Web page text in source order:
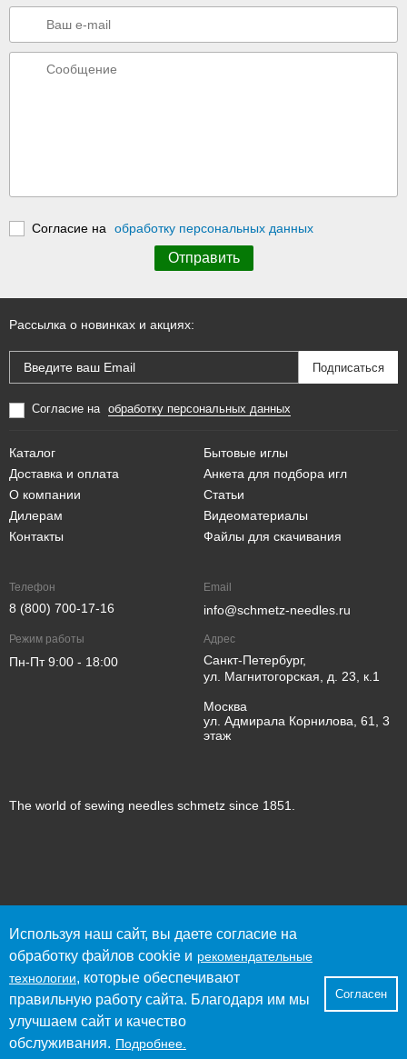
Согласие на обработку персональных данных
The world of sewing needles schmetz since 1851.
Политика конфиденциальности
Согласие пользователя сайта на обработку персональных
данных
Согласие на получение рекламно-информационных
материалов
Рекомендательные технологии
Публичный договор-оферта
Рассылка о новинках и акциях:
Согласие на обработку персональных данных
Каталог
Доставка и оплата
О компании
Дилерам
Контакты
Бытовые иглы
Анкета для подбора игл
Статьи
Видеоматериалы
Файлы для скачивания
Телефон
8 (800) 700-17-16
Email
info@schmetz-needles.ru
Режим работы
Пн-Пт 9:00 - 18:00
Адрес
Санкт-Петербург,
ул. Магнитогорская, д. 23, к.1
Москва
ул. Адмирала Корнилова, 61, 3
этаж
Используя наш сайт, вы даете согласие на
обработку файлов cookie и рекомендательные
технологии, которые обеспечивают
правильную работу сайта. Благодаря им мы
улучшаем сайт и качество
обслуживания. Подробнее.
Согласен